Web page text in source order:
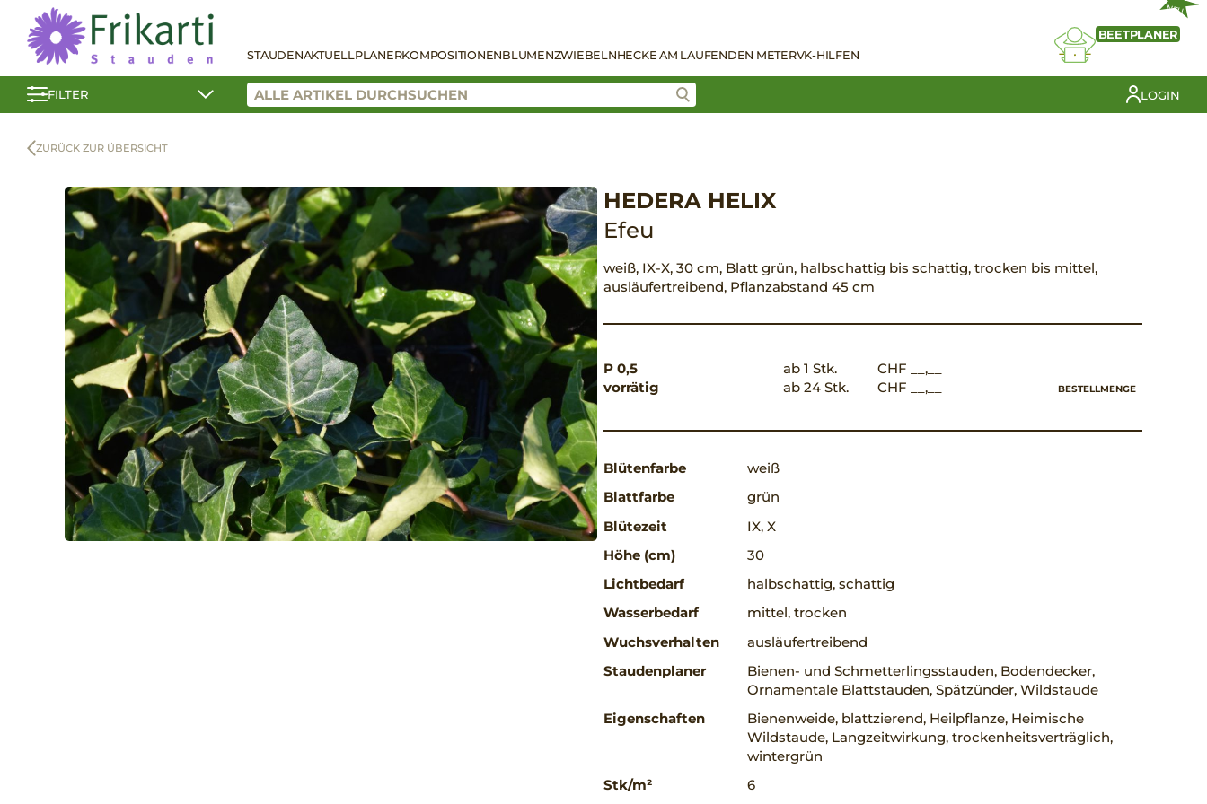
STAUDENAKTUELLPLANERKOMPOSITIONENBLUMENZWIEBELNHECKE AM LAUFENDEN METERVK-HILFEN
NEU
BEETPLANER
FILTER LOGIN
ZURÜCK ZUR ÜBERSICHT
HEDERA HELIX
Efeu
weiß, IX-X, 30 cm, Blatt grün, halbschattig bis schattig, trocken bis mittel,
ausläufertreibend, Pflanzabstand 45 cm
P 0,5
vorrätig
ab 1 Stk.
CHF __,__
ab 24 Stk.
CHF __,__ BESTELLMENGE
Blütenfarbe
weiß
Blattfarbe
grün
Blütezeit
IX, X
Höhe (cm)
30
Lichtbedarf
halbschattig, schattig
Wasserbedarf
mittel, trocken
Wuchsverhalten
ausläufertreibend
Staudenplaner
Bienen- und Schmetterlingsstauden, Bodendecker,
Ornamentale Blattstauden, Spätzünder, Wildstaude
Eigenschaften
Bienenweide, blattzierend, Heilpflanze, Heimische
Wildstaude, Langzeitwirkung, trockenheitsverträglich,
wintergrün
Stk/m²
6